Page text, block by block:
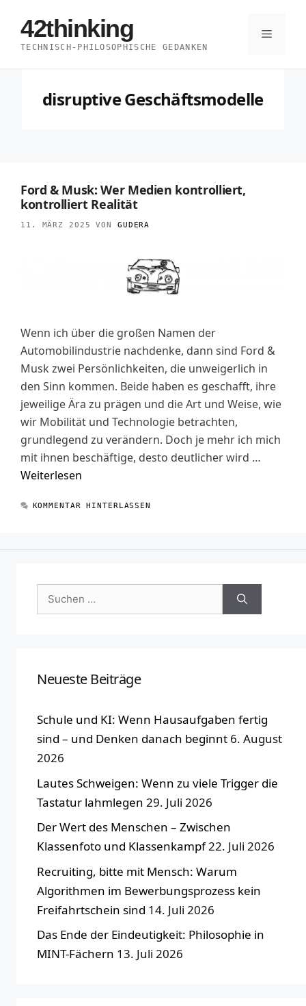
Inhalt
springen
42thinking
TECHNISCH-PHILOSOPHISCHE GEDANKEN
Menü
disruptive Geschäftsmodelle
Ford & Musk: Wer Medien kontrolliert,
kontrolliert Realität
11. MÄRZ 2025 VON GUDERA
Wenn ich über die großen Namen der
Automobilindustrie nachdenke, dann sind Ford &
Musk zwei Persönlichkeiten, die unweigerlich in
den Sinn kommen. Beide haben es geschafft, ihre
jeweilige Ära zu prägen und die Art und Weise, wie
wir Mobilität und Technologie betrachten,
grundlegend zu verändern. Doch je mehr ich mich
mit ihnen beschäftige, desto deutlicher wird …
Weiterlesen
KOMMENTAR HINTERLASSEN
Suchen
nach:
Neueste Beiträge
Schule und KI: Wenn Hausaufgaben fertig
sind – und Denken danach beginnt 6. August
2026
Lautes Schweigen: Wenn zu viele Trigger die
Tastatur lahmlegen 29. Juli 2026
Der Wert des Menschen – Zwischen
Klassenfoto und Klassenkampf22. Juli 2026
Recruiting, bitte mit Mensch: Warum
Algorithmen im Bewerbungsprozess kein
Freifahrtschein sind 14. Juli 2026
Das Ende der Eindeutigkeit: Philosophie in
MINT-Fächern 13. Juli 2026